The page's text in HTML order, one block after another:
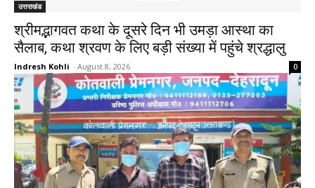
उत्तराखंड
श्रीमद्भागवत कथा के दूसरे दिन भी उमड़ा आस्था का
सैलाब, कथा श्रवण के लिए बड़ी संख्या में पहुंचे श्रद्धालु
Indresh Kohli - August 8, 2026 0